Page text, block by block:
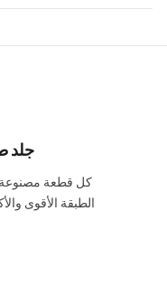
shipments will
جلد
كل قطعة مصنوعة
الطبقة الأقوى